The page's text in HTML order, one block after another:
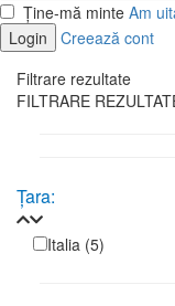
Ține-mă minte Am
Login
Creează cont
Filtrare rezultate
FILTRARE
Țara:
Italia (5)